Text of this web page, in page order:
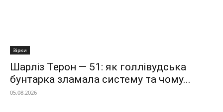
Зірки
Шарліз Терон — 51: як голлівудська
бунтарка зламала систему та чому...
05.08.2026